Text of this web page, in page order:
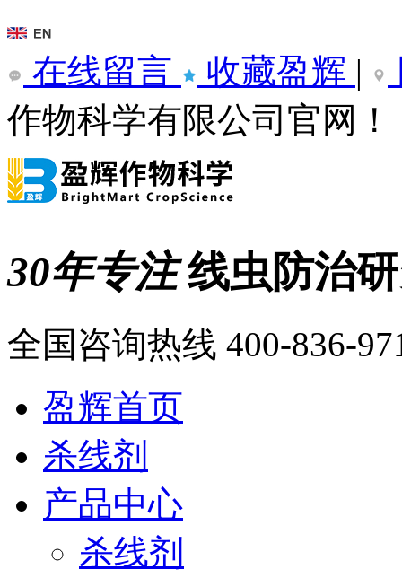
在线留言 收藏盈辉 |
作物科学有限公司官网！
30年专注线虫防治
全国咨询热线 400-836-
盈辉首页
杀线剂
产品中心
杀线剂